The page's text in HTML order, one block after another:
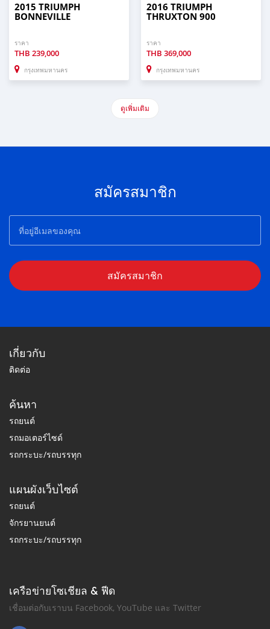
2015 TRIUMPH
BONNEVILLE
ราคา
THB 239,000
กรุงเทพมหานคร
2016 TRIUMPH
THRUXTON 900
ราคา
THB 369,000
กรุงเทพมหานคร
ดูเพิ่มเติม
สมัครสมาชิก
สมัครสมาชิก
เกี่ยวกับ
ติดต่อ
ค้นหา
รถยนต์
รถมอเตอร์ไซด์
รถกระบะ/รถบรรทุก
แผนผังเว็บไซต์
รถยนต์
จักรยานยนต์
รถกระบะ/รถบรรทุก
เครือข่ายโซเชียล & ฟีด
เชื่อมต่อกับเราบน Facebook, YouTube และ Twitter